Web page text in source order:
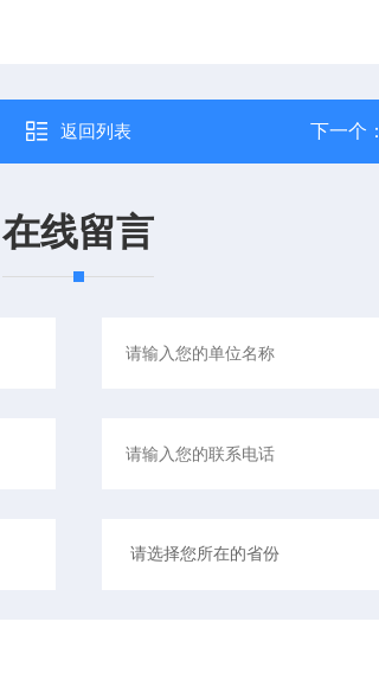
返回列表 下一个：
在线留言